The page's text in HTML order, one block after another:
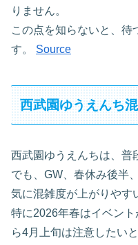
りません。
この点を知らないと、待
す。 Source
西武園ゆうえんち
西武園ゆうえんちは、普
でも、GW、春休み後半
気に混雑度が上がりやす
特に2026年春はイベン
ら4月上旬は注意したいと